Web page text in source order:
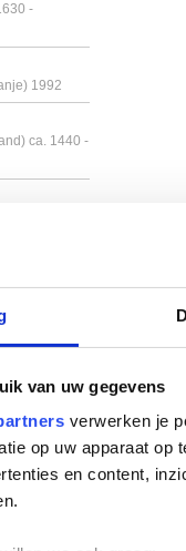
van uw gegevens
verwerken je
op uw apparaat op
en content,
-
1992
ca. 1440 -
(Zweden)
Brussel